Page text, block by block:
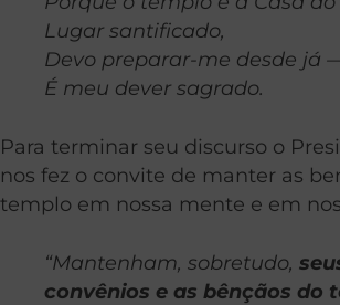
Lugar santificado,
Devo preparar-me desde já
É meu dever sagrado.
Para terminar seu discurso o
nos fez o convite de manter as
templo em nossa mente e em
“Mantenham, sobretudo,
convênios e as bênçãos do